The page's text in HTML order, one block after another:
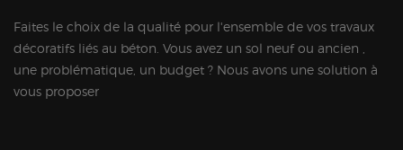
Faites le choix de la qualité pour l'ensemble de vos travaux
décoratifs liés au béton. Vous avez un sol neuf ou ancien ,
une problématique, un budget ? Nous avons une solution à
vous proposer